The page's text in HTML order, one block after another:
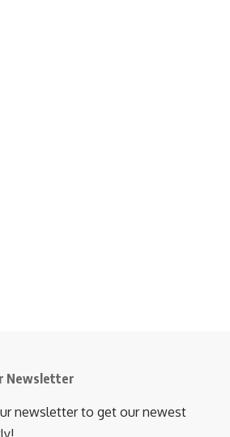
Newsletter
newsletter to get our newest